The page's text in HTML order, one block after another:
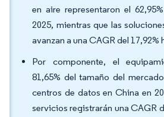
en aire representaron el
2025, mientras que las
avanzan a una CAGR del 17,92%
Por componente, el
81,65% del tamaño del
centros de datos en China en
servicios registrarán una CAGR